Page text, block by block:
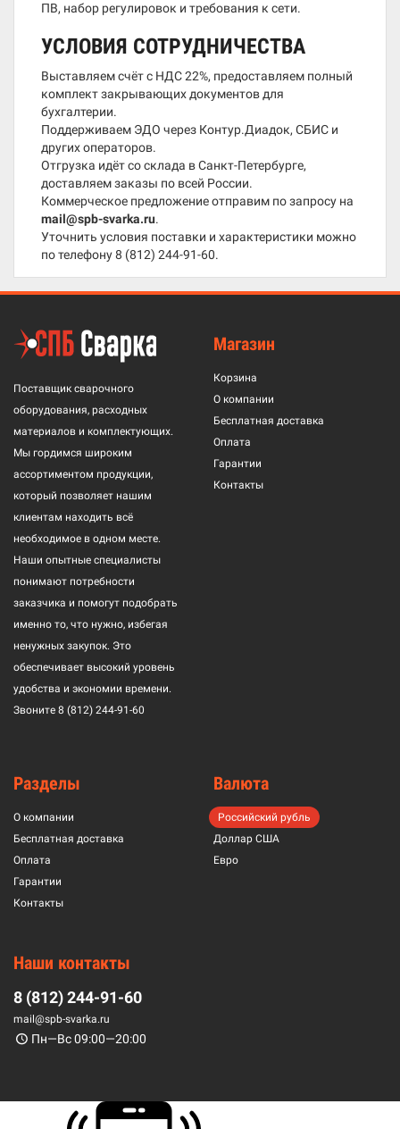
ПВ, набор регулировок и требования к сети.
УСЛОВИЯ СОТРУДНИЧЕСТВА
Выставляем счёт с НДС 22%, предоставляем полный
комплект закрывающих документов для
бухгалтерии.
Поддерживаем ЭДО через Контур.Диадок, СБИС и
других операторов.
Отгрузка идёт со склада в Санкт-Петербурге,
доставляем заказы по всей России.
Коммерческое предложение отправим по запросу на
mail@spb-svarka.ru.
Уточнить условия поставки и характеристики можно
по телефону8 (812) 244-91-60.
Поставщик сварочного
оборудования, расходных
материалов и комплектующих.
Мы гордимся широким
ассортиментом продукции,
который позволяет нашим
клиентам находить всё
необходимое в одном месте.
Наши опытные специалисты
понимают потребности
заказчика и помогут подобрать
именно то, что нужно, избегая
ненужных закупок. Это
обеспечивает высокий уровень
удобства и экономии времени.
Звоните 8 (812) 244-91-60
Магазин
Корзина
О компании
Бесплатная доставка
Оплата
Гарантии
Контакты
Разделы
О компании
Бесплатная доставка
Оплата
Гарантии
Контакты
Валюта
Российский рубль
Доллар США
Евро
Наши контакты
8 (812) 244-91-60
mail@spb-svarka.ru
Пн—Вс 09:00—20:00